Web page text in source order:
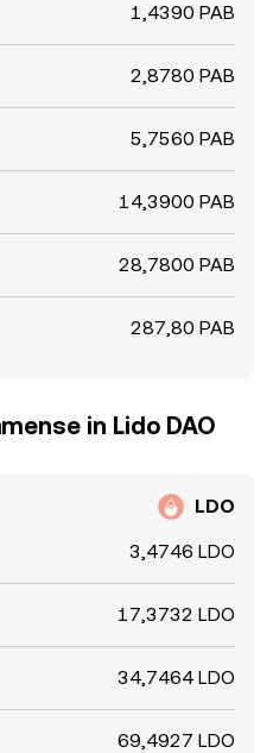
1,4390 PAB
2,8780 PAB
5,7560 PAB
14,3900 PAB
28,7800 PAB
287,80 PAB
in Lido DAO
LDO
3,4746 LDO
17,3732 LDO
34,7464 LDO
69,4927 LDO